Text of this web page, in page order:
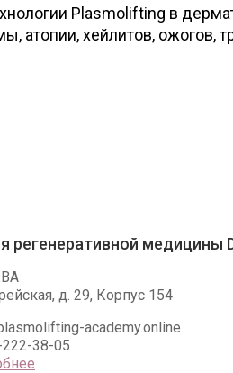
Plasmolifting в
атопии, хейлитов, ожогов,
регенеративной медицины
д. 29, Корпус 154
academy.online
38-05